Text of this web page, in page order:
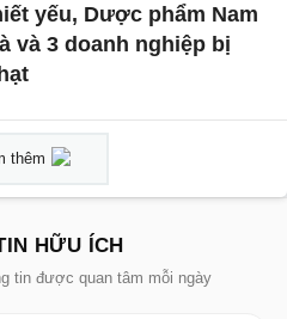
yếu, Dược phẩm Nam
và 3 doanh nghiệp bị
thêm
HỮU ÍCH
tin được quan tâm mỗi ngày